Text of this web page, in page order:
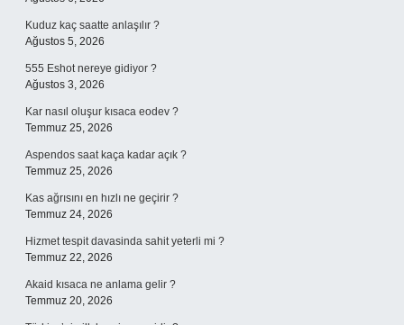
Kuduz kaç saatte anlaşılır ?
Ağustos 5, 2026
555 Eshot nereye gidiyor ?
Ağustos 3, 2026
Kar nasıl oluşur kısaca eodev ?
Temmuz 25, 2026
Aspendos saat kaça kadar açık ?
Temmuz 25, 2026
Kas ağrısını en hızlı ne geçirir ?
Temmuz 24, 2026
Hizmet tespit davasinda sahit yeterli mi ?
Temmuz 22, 2026
Akaid kısaca ne anlama gelir ?
Temmuz 20, 2026